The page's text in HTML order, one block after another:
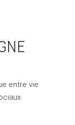
entre vie